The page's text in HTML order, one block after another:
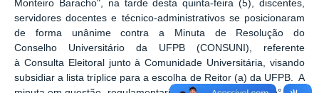
Monteiro Baracho", na tarde desta quinta-feira (5), discentes,
servidores docentes e técnico-administrativos se posicionaram
de forma unânime contra a Minuta de Resolução do
Conselho Universitário da UFPB (CONSUNI), referente
à Consulta Eleitoral junto à Comunidade Universitária, visando
subsidiar a lista tríplice para a escolha de Reitor (a) da UFPB. A